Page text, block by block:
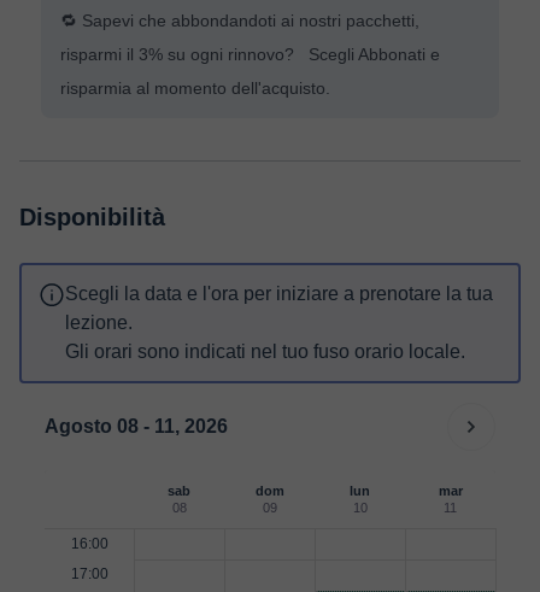
🔁 Sapevi che abbondandoti ai nostri pacchetti,
risparmi il 3% su ogni rinnovo? Scegli Abbonati e
risparmia al momento dell'acquisto.
Disponibilità
Scegli la data e l'ora per iniziare a prenotare la tua
lezione.
Gli orari sono indicati nel tuo fuso orario locale.
Agosto 08 - 11, 2026
sab
08
dom
09
lun
10
mar
11
16:00
17:00